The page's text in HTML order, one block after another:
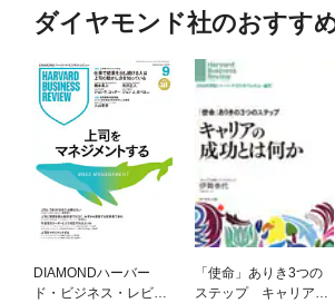
ダイヤモンド社のおすす
DIAMONDハーバー
ド・ビジネス・レビュ
「使命」ありき3つの
ステップ キャリアの